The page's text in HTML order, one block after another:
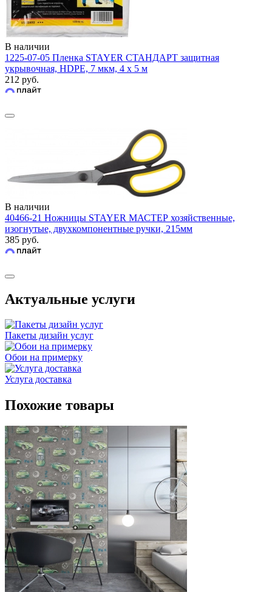
В наличии
1225-07-05 Пленка STAYER СТАНДАРТ защитная
укрывочная, HDPE, 7 мкм, 4 х 5 м
212 руб.
В наличии
40466-21 Ножницы STAYER МАСТЕР хозяйственные,
изогнутые, двухкомпонентные ручки, 215мм
385 руб.
Актуальные услуги
Пакеты дизайн услуг
Обои на примерку
Услуга доставка
Похожие товары